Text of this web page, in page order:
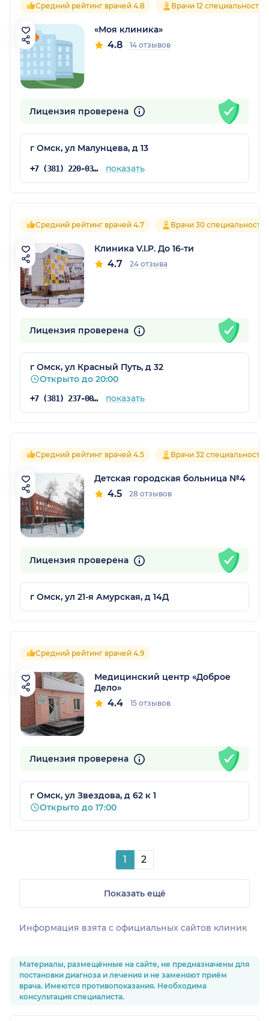
Средний рейтинг врачей 4.8 Врачи 12 специальностей
«Моя клиника»
4.8 14 отзывов
Лицензия проверена
г Омск, ул Малунцева, д 13
+7 (381) 220-03-03 показать
Средний рейтинг врачей 4.7 Врачи 30
Клиника V.I.P. До 16-ти
4.7 24 отзыва
Лицензия проверена
г Омск, ул Красный Путь, д 32
Открыто до 20:00
+7 (381) 237-00-45 показать
Средний рейтинг врачей 4.5 Врачи 32 специальностей
Детская городская больница №4
4.5 28 отзывов
Лицензия проверена
г Омск, ул 21-я Амурская, д 14Д
Средний рейтинг врачей 4.9
Медицинский центр «Доброе
Дело»
4.4 15 отзывов
Лицензия проверена
г Омск, ул Звездова, д 62 к 1
Открыто до 17:00
1 2
Показать ещё
Информация взята c официальных сайтов клиник
Материалы, размещённые на сайте, не предназначены для
постановки диагноза и лечения и не заменяют приём
врача. Имеются противопоказания. Необходима
консультация специалиста.